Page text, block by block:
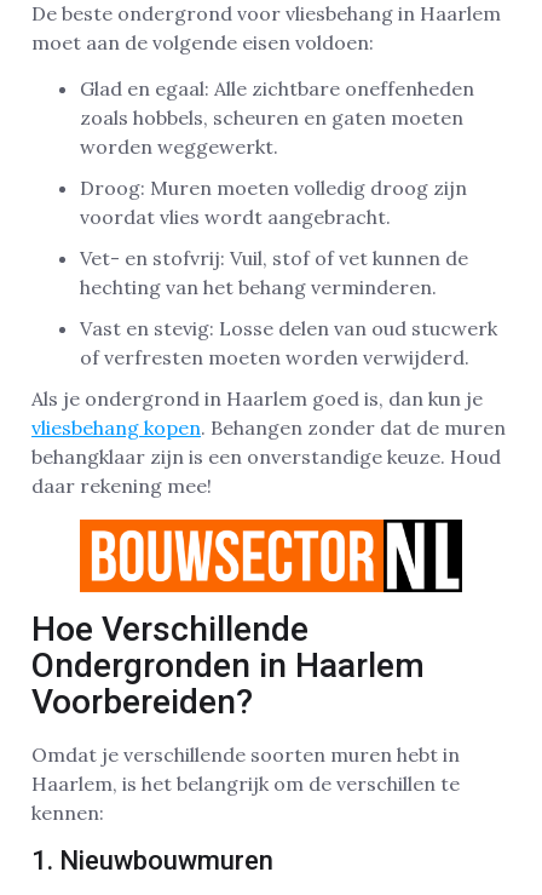
De beste ondergrond voor vliesbehang in Haarlem
moet aan de volgende eisen voldoen:
Glad en egaal: Alle zichtbare oneffenheden
zoals hobbels, scheuren en gaten moeten
worden weggewerkt.
Droog: Muren moeten volledig droog zijn
voordat vlies wordt aangebracht.
Vet- en stofvrij: Vuil, stof of vet kunnen de
hechting van het behang verminderen.
Vast en stevig: Losse delen van oud stucwerk
of verfresten moeten worden verwijderd.
Als je ondergrond in Haarlem goed is, dan kun je
vliesbehang kopen. Behangen zonder dat de muren
behangklaar zijn is een onverstandige keuze. Houd
daar rekening mee!
Hoe Verschillende
Ondergronden in Haarlem
Voorbereiden?
Omdat je verschillende soorten muren hebt in
Haarlem, is het belangrijk om de verschillen te
kennen:
1. Nieuwbouwmuren